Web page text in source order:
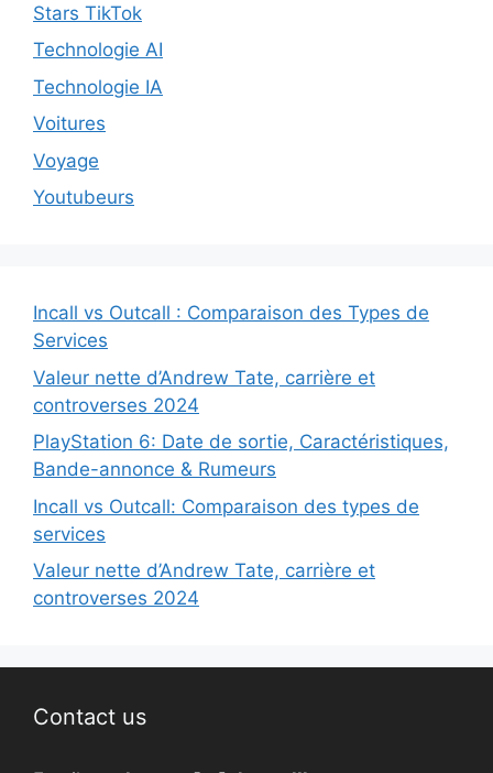
Stars TikTok
Technologie AI
Technologie IA
Voitures
Voyage
Youtubeurs
Incall vs Outcall : Comparaison des Types de
Services
Valeur nette d’Andrew Tate, carrière et
controverses 2024
PlayStation 6: Date de sortie, Caractéristiques,
Bande-annonce & Rumeurs
Incall vs Outcall: Comparaison des types de
services
Valeur nette d’Andrew Tate, carrière et
controverses 2024
Contact us